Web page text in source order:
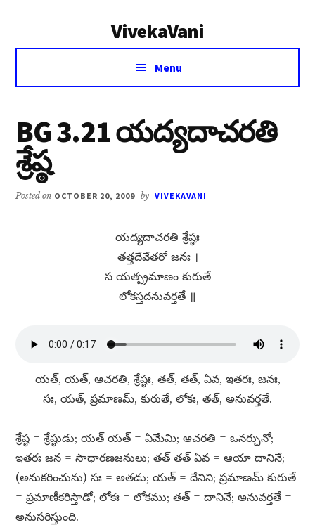
VivekaVani
Voice
Vivekananda
Menu
BG 3.21 యద్యదాచరతి
శ్రేష్ఠ
Posted on OCTOBER 20, 2009 by VIVEKAVANI
యద్యదాచరతి శ్రేష్ఠః
తత్తదేవేతరో జనః ।
స యత్ప్రమాణం కురుతే
లోకస్తదనువర్తతే ॥
యత్​, యత్​, ఆచరతి, శ్రేష్ఠః, తత్​, తత్​, ఏవ, ఇతరః, జనః,
సః, యత్​, ప్రమాణమ్​, కురుతే, లోకః, తత్​, అనువర్తతే.
శ్రేష్ఠ = శ్రేష్ఠుడు; యత్​ యత్​ = ఏమేమి; ఆచరతి = ఒనర్చునో;
ఇతరః జన = సాధారణజనులు; తత్​ తత్​ ఏవ = ఆయా దానినే;
(అనుకరించును) సః = అతడు; యత్​ = దేనిని; ప్రమాణమ్​ కురుతే
= ప్రమాణీకరిస్తాడో; లోకః = లోకము; తత్​ = దానినే; అనువర్తతే =
అనుసరిస్తుంది.